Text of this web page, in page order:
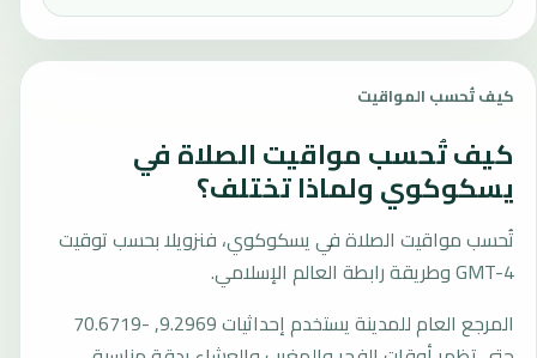
كيف تُحسب المواقيت
كيف تُحسب مواقيت الصلاة في
يسكوكوي ولماذا تختلف؟
تُحسب مواقيت الصلاة في يسكوكوي، فنزويلا بحسب توقيت
GMT-4 وطريقة رابطة العالم الإسلامي.
المرجع العام للمدينة يستخدم إحداثيات 9.2969, -70.6719